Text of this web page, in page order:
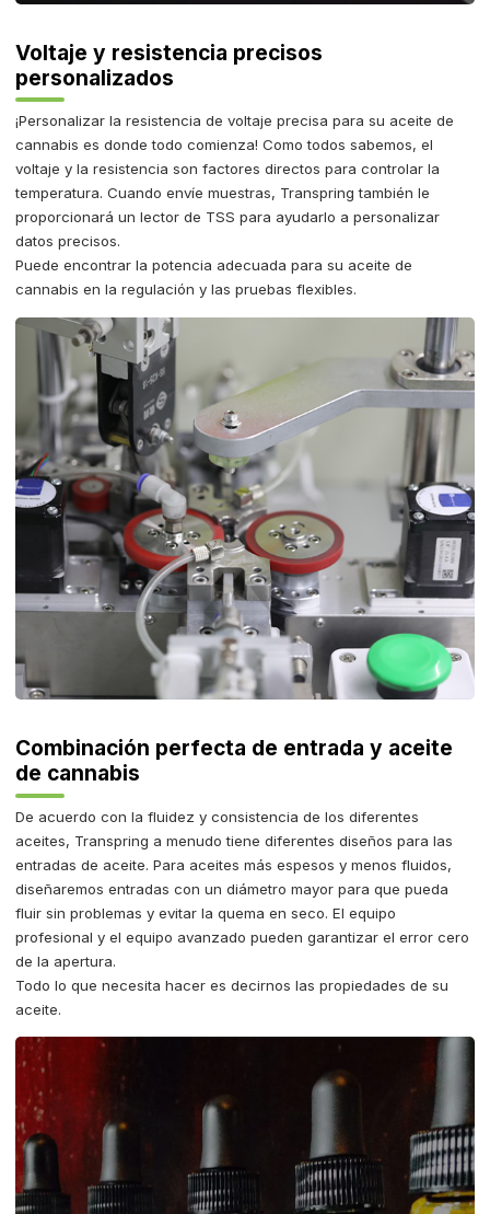
Voltaje y resistencia precisos
personalizados
¡Personalizar la resistencia de voltaje precisa para su aceite de
cannabis es donde todo comienza! Como todos sabemos, el
voltaje y la resistencia son factores directos para controlar la
temperatura. Cuando envíe muestras, Transpring también le
proporcionará un lector de TSS para ayudarlo a personalizar
datos precisos.
Puede encontrar la potencia adecuada para su aceite de
cannabis en la regulación y las pruebas flexibles.
Combinación perfecta de entrada y aceite
de cannabis
De acuerdo con la fluidez y consistencia de los diferentes
aceites, Transpring a menudo tiene diferentes diseños para las
entradas de aceite. Para aceites más espesos y menos fluidos,
diseñaremos entradas con un diámetro mayor para que pueda
fluir sin problemas y evitar la quema en seco. El equipo
profesional y el equipo avanzado pueden garantizar el error cero
de la apertura.
Todo lo que necesita hacer es decirnos las propiedades de su
aceite.